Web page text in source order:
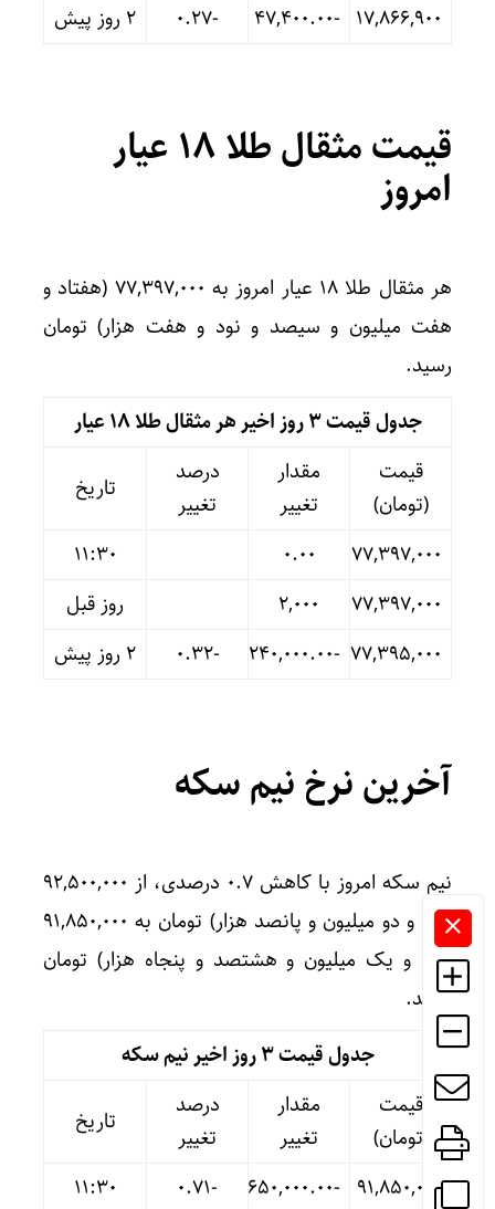
۱۷,۸۶۶,۹۰۰ -۴۷,۴۰۰.۰۰ -۰.۲۷ ۲ روز پیش
قیمت مثقال طلا 18 عیار
امروز
هر مثقال طلا 18 عیار امروز به ۷۷,۳۹۷,۰۰۰ (هفتاد و
هفت میلیون و سیصد و نود و هفت هزار) تومان
رسید.
جدول قیمت 3 روز اخیر هر مثقال طلا 18 عیار
قیمت
(تومان)
مقدار
تغییر
درصد
تغییر
تاریخ
۷۷,۳۹۷,۰۰۰
۰.۰۰
11:30
۷۷,۳۹۷,۰۰۰
۲,۰۰۰
روز قبل
۷۷,۳۹۵,۰۰۰ -۲۴۰,۰۰۰.۰۰ -۰.۳۲ ۲ روز پیش
آخرین نرخ نیم سکه
نیم سکه امروز با کاهش ۰.۷ درصدی، از ۹۲,۵۰۰,۰۰۰
(نود و دو میلیون و پانصد هزار) تومان به ۹۱,۸۵۰,۰۰۰
(نود و یک میلیون و هشتصد و پنجاه هزار) تومان
رسید.
جدول قیمت 3 روز اخیر نیم سکه
قیمت
(تومان)
مقدار
تغییر
درصد
تغییر
تاریخ
۹۱,۸۵۰,۰۰۰ -۶۵۰,۰۰۰.۰۰ -۰.۷۱ 11:30